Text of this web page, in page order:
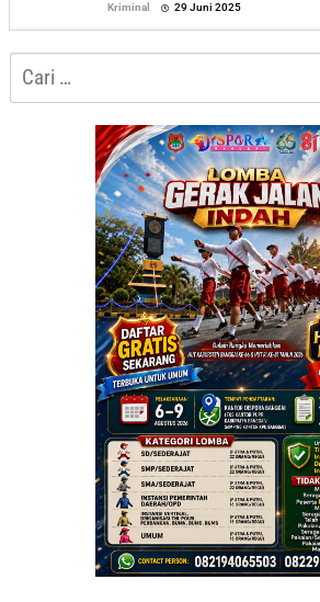
Kriminal 29 Juni 2025
Cari
untuk: